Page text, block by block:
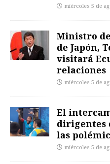
miércoles 5 de
Ministro
de Japón,
visitará
relaciones
miércoles 5 de
El
dirigentes
las
miércoles 5 de